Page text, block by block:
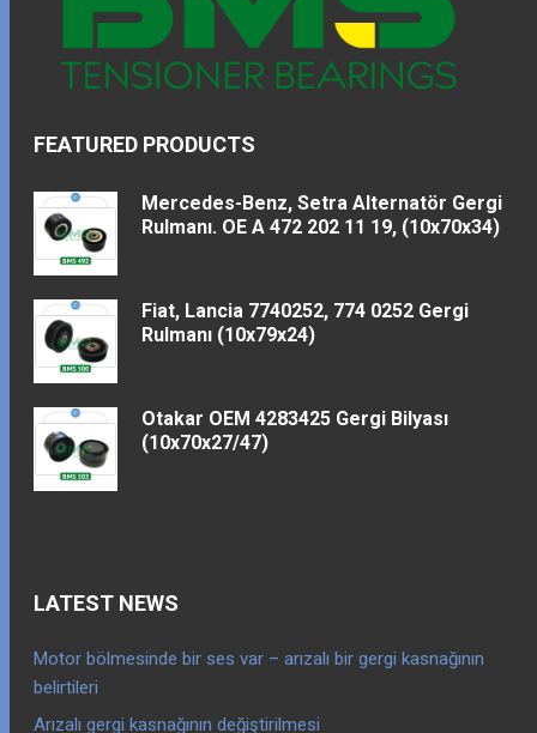
FEATURED PRODUCTS
Mercedes-Benz, Setra Alternatör Gergi
Rulmanı. OE A 472 202 11 19, (10x70x34)
Fiat, Lancia 7740252, 774 0252 Gergi
Rulmanı (10x79x24)
Otakar OEM 4283425 Gergi Bilyası
(10x70x27/47)
LATEST NEWS
Motor bölmesinde bir ses var – arızalı bir gergi kasnağının
belirtileri
Arızalı gergi kasnağının değiştirilmesi